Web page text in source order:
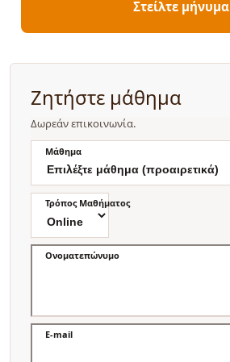
Στείλτε μήνυμα
Ζητήστε μάθημα
Δωρεάν επικοινωνία.
Μάθημα
Τρόπος Μαθήματος
Ονοματεπώνυμο
E-mail